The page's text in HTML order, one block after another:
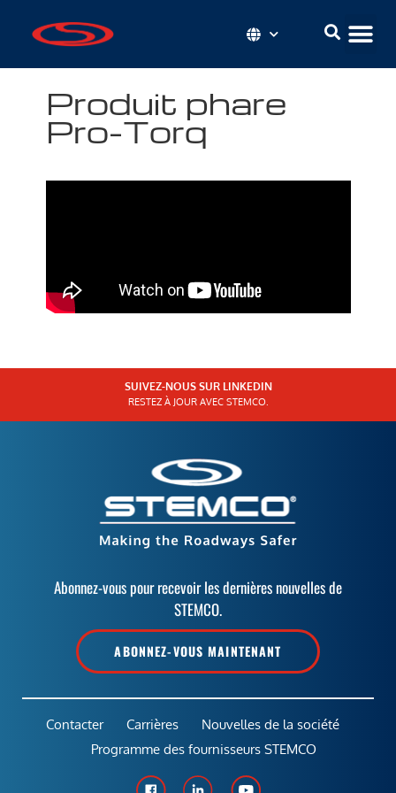
Produit phare
Pro-Torq
SUIVEZ-NOUS SUR LINKEDIN
RESTEZ À JOUR AVEC STEMCO.
Abonnez-vous pour recevoir les dernières nouvelles de
STEMCO.
ABONNEZ-VOUS MAINTENANT
Contacter Carrières
Nouvelles de la société
Programme des fournisseurs STEMCO